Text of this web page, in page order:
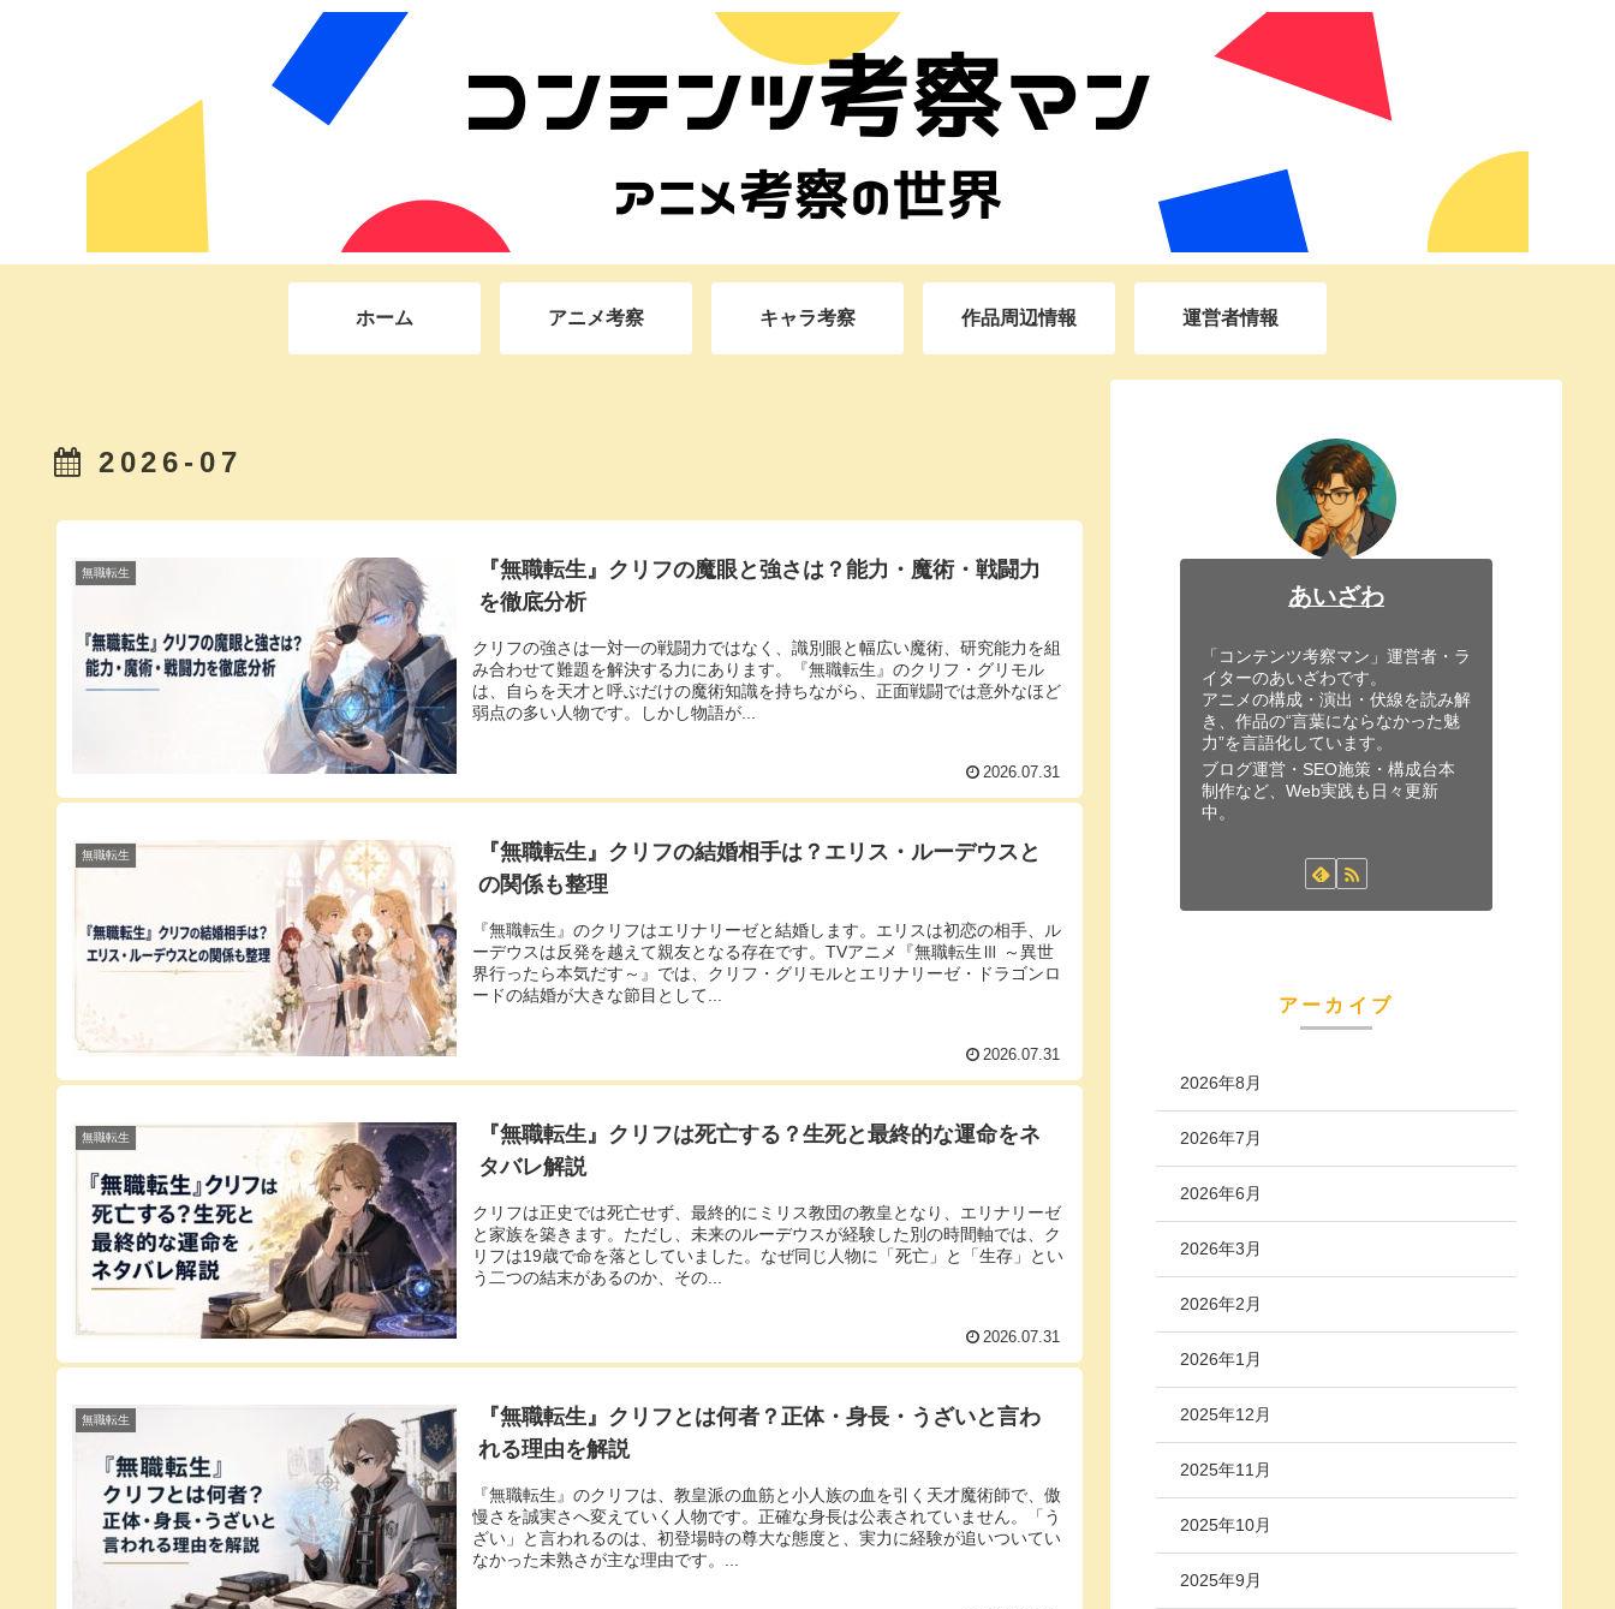
ホーム アニメ考察 キャラ考察 作品周辺情報 運営者情報
2026-07
無職転生
『無職転生』クリフの魔眼と強さは？能力・魔術・戦闘力
を徹底分析
クリフの強さは一対一の戦闘力ではなく、識別眼と幅広い魔術、研究能力を組
み合わせて難題を解決する力にあります。『無職転生』のクリフ・グリモル
は、自らを天才と呼ぶだけの魔術知識を持ちながら、正面戦闘では意外なほど
弱点の多い人物です。しかし物語が...
2026.07.31
無職転生
『無職転生』クリフの結婚相手は？エリス・ルーデウスと
の関係も整理
『無職転生』のクリフはエリナリーゼと結婚します。エリスは初恋の相手、ル
ーデウスは反発を越えて親友となる存在です。TVアニメ『無職転生Ⅲ ～異世
界行ったら本気だす～』では、クリフ・グリモルとエリナリーゼ・ドラゴンロ
ードの結婚が大きな節目として...
2026.07.31
無職転生
『無職転生』クリフは死亡する？生死と最終的な運命をネ
タバレ解説
クリフは正史では死亡せず、最終的にミリス教団の教皇となり、エリナリーゼ
と家族を築きます。ただし、未来のルーデウスが経験した別の時間軸では、ク
リフは19歳で命を落としていました。なぜ同じ人物に「死亡」と「生存」とい
う二つの結末があるのか、その...
2026.07.31
無職転生
『無職転生』クリフとは何者？正体・身長・うざいと言わ
れる理由を解説
『無職転生』のクリフは、教皇派の血筋と小人族の血を引く天才魔術師で、傲
慢さを誠実さへ変えていく人物です。正確な身長は公表されていません。「う
ざい」と言われるのは、初登場時の尊大な態度と、実力に経験が追いついてい
なかった未熟さが主な理由です。...
あいざわ
「コンテンツ考察マン」運営者・ラ
イターのあいざわです。
アニメの構成・演出・伏線を読み解
き、作品の“言葉にならなかった魅
力”を言語化しています。
ブログ運営・SEO施策・構成台本
制作など、Web実践も日々更新
中。
アーカイブ
2026年8月
2026年7月
2026年6月
2026年3月
2026年2月
2026年1月
2025年12月
2025年11月
2025年10月
2025年9月